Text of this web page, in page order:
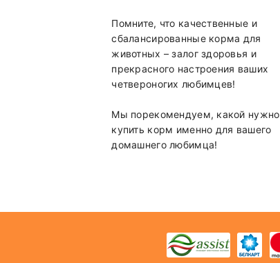
Помните, что качественные и
сбалансированные корма для
животных – залог здоровья и
прекрасного настроения ваших
четвероногих любимцев!
Мы порекомендуем, какой нужно
купить корм именно для вашего
домашнего любимца!